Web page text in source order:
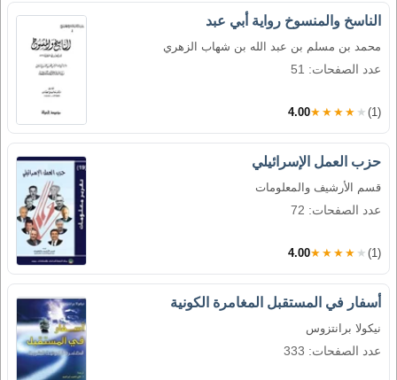
الناسخ والمنسوخ رواية أبي عبد
محمد بن مسلم بن عبد الله بن شهاب الزهري
عدد الصفحات: 51
4.00★★★★★ (1)
حزب العمل الإسرائيلي
قسم الأرشيف والمعلومات
عدد الصفحات: 72
4.00★★★★★ (1)
أسفار في المستقبل المغامرة الكونية
نيكولا برانتزوس
عدد الصفحات: 333